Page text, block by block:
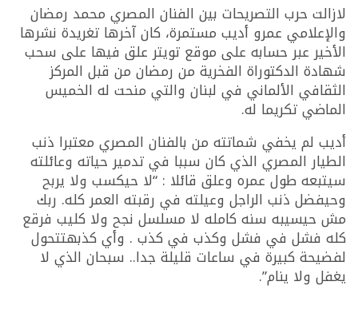
لازالت حرب التصريحات بين الفنان المصري محمد رمضان
والإعلامي عمرو أديب مستمرة، كان آخرها تغريدة نشرها
الأخير عبر حسابه على موقع تويتر علق فيها على سحب
شهادة الدكتوراة الفخرية من رمضان من قبل المركز
الثقافي الألماني في لبنان والتي منحت له الخميس
الماضي تكريما له.
أديب لم يخفي شماتته من بالفنان المصري معتبرا ذنب
الطيار المصري الذي كان سببا في تدمير حياته وعائلته
سيتبعه طول عمره وعلق قائلا : “لا حيكسب ولا يربح
وحيفضل ذنب الراجل وعيلته في رقبته العمر كله. ربك
مش حيسيبه سنه كامله لا مسلسل نجح ولا كليب فرقع
كله فشل في فشل وكذب في كذب . وأي كذبهتتحول
لفضيحة كبيرة في ساعات قليلة جدا.. سبحان الذي لا
يغفل ولا ينام”.